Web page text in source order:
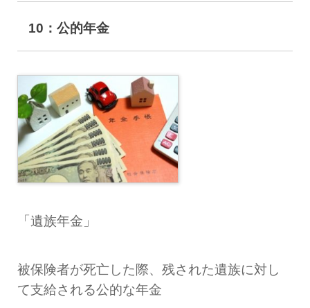
10：公的年金
「遺族年金」
被保険者が死亡した際、残された遺族に対し
て支給される公的な年金